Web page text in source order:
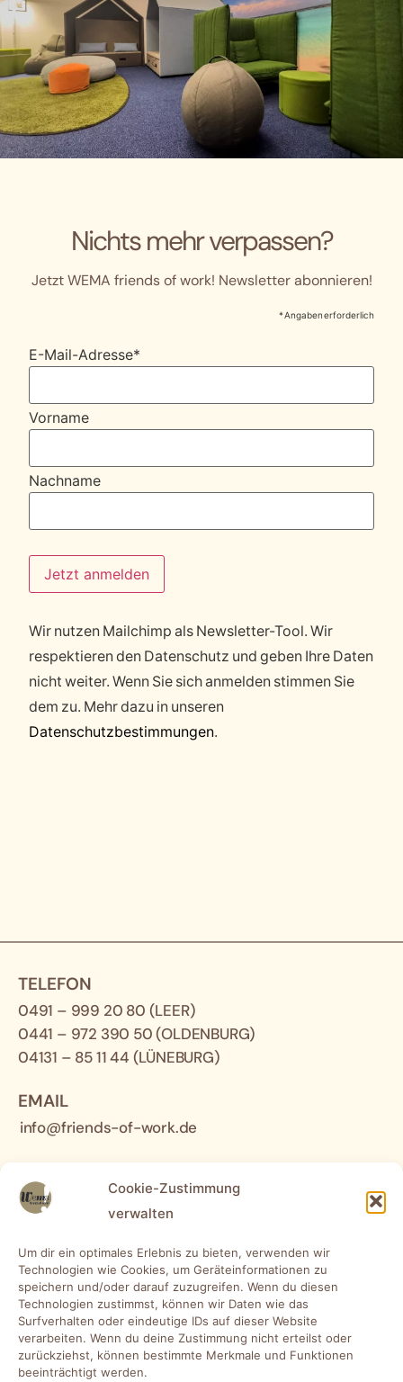
Cookie-Zustimmung
verwalten
Um dir ein optimales Erlebnis zu bieten, verwenden wir
Technologien wie Cookies, um Geräteinformationen zu
speichern und/oder darauf zuzugreifen. Wenn du diesen
Technologien zustimmst, können wir Daten wie das
Surfverhalten oder eindeutige IDs auf dieser Website
verarbeiten. Wenn du deine Zustimmung nicht erteilst oder
zurückziehst, können bestimmte Merkmale und Funktionen
beeinträchtigt werden.
Nichts mehr verpassen?
Jetzt WEMA friends of work! Newsletter abonnieren!
* Angaben erforderlich
E-Mail-Adresse*
Vorname
Nachname
Wir nutzen Mailchimp als Newsletter-Tool. Wir
respektieren den Datenschutz und geben Ihre Daten
nicht weiter. Wenn Sie sich anmelden stimmen Sie
dem zu. Mehr dazu in unseren
Datenschutzbestimmungen.
TELEFON
0491 – 999 20 80 (LEER)
0441 – 972 390 50(OLDENBURG)
04131 – 85 11 44 (LÜNEBURG)
EMAIL
info@friends-of-work.de
ADRESSEN
WEMA RaumKonzepte GmbH
Groninger Str. 78, 26789 Leer (Ostfriesland)
WEMA RaumKonzepte GmbH Oldenburg
Im Kleigrund 10, 26135 Oldenburg